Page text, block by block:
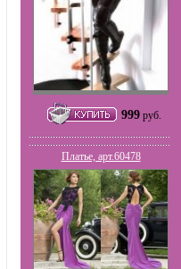
999 руб.
Платье, арт.60478